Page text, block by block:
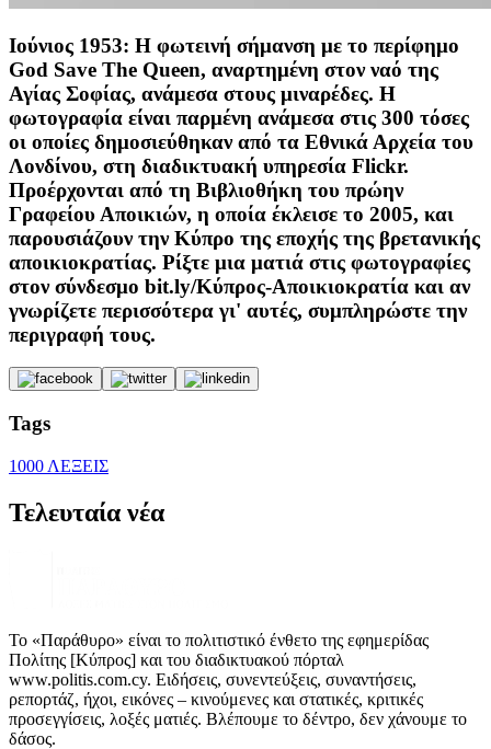
Ιούνιος 1953: Η φωτεινή σήμανση με το περίφημο
God Save The Queen, αναρτημένη στον ναό της
Αγίας Σοφίας, ανάμεσα στους μιναρέδες. Η
φωτογραφία είναι παρμένη ανάμεσα στις 300 τόσες
οι οποίες δημοσιεύθηκαν από τα Εθνικά Αρχεία του
Λονδίνου, στη διαδικτυακή υπηρεσία Flickr.
Προέρχονται από τη Βιβλιοθήκη του πρώην
Γραφείου Αποικιών, η οποία έκλεισε το 2005, και
παρουσιάζουν την Κύπρο της εποχής της βρετανικής
αποικιοκρατίας. Ρίξτε μια ματιά στις φωτογραφίες
στον σύνδεσμο bit.ly/Κύπρος-Αποικιοκρατία και αν
γνωρίζετε περισσότερα γι' αυτές, συμπληρώστε την
περιγραφή τους.
Tags
1000 ΛΕΞΕΙΣ
Τελευταία νέα
Το «Παράθυρο» είναι το πολιτιστικό ένθετο της εφημερίδας
Πολίτης [Κύπρος] και του διαδικτυακού πόρταλ
www.politis.com.cy. Ειδήσεις, συνεντεύξεις, συναντήσεις,
ρεπορτάζ, ήχοι, εικόνες – κινούμενες και στατικές, κριτικές
προσεγγίσεις, λοξές ματιές. Βλέπουμε το δέντρο, δεν χάνουμε το
δάσος.